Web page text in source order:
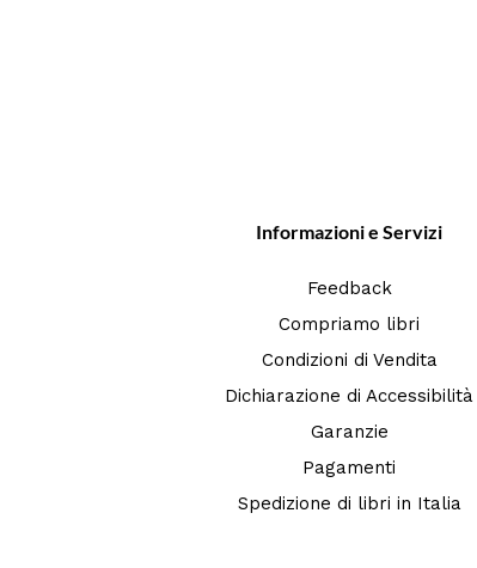
Informazioni e Servizi
Feedback
Compriamo libri
Condizioni di Vendita
Dichiarazione di Accessibilità
Garanzie
Pagamenti
Spedizione di libri in Italia